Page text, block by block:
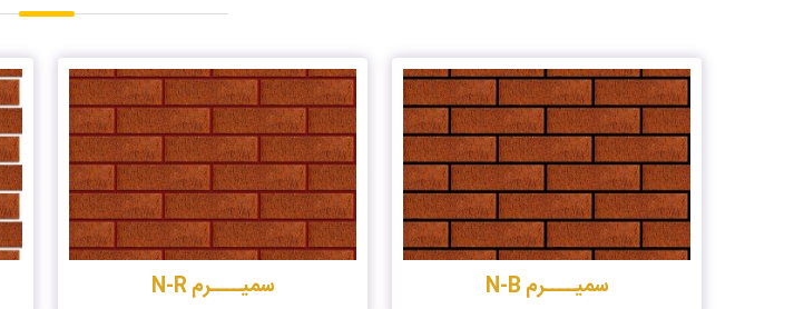
سمیــــرم N-B سمیــــرم N-R